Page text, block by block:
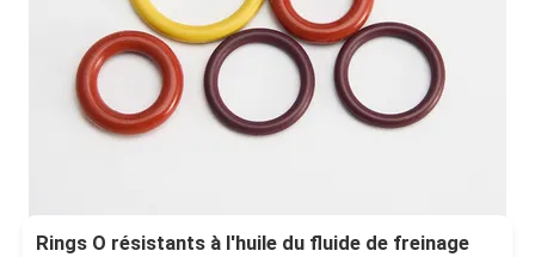
Rings O résistants à l'huile du fluide de freinage